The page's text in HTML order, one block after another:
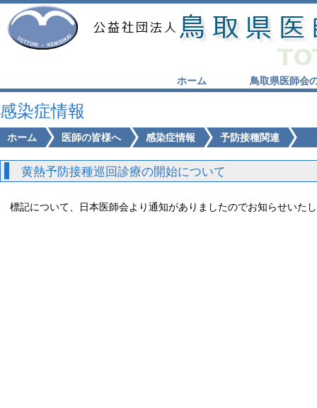
ホーム 鳥取県医師会
感染症情報
ホーム 医師の皆様へ 感染症情報 予防接種関連
黄熱予防接種巡回診療の開始について
標記について、日本医師会より通知がありましたのでお知らせいた